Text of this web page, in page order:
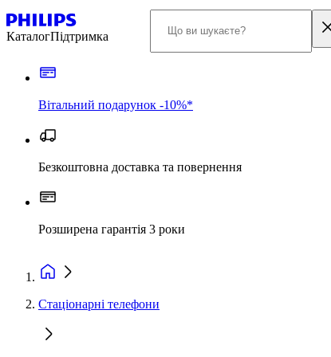
КаталогПідтримка
Вітальний подарунок -10%*
Безкоштовна доставка та повернення
Розширена гарантія 3 роки
Стаціонарні телефони